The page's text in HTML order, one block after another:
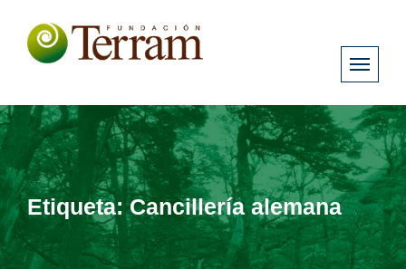
Etiqueta:Cancillería alemana